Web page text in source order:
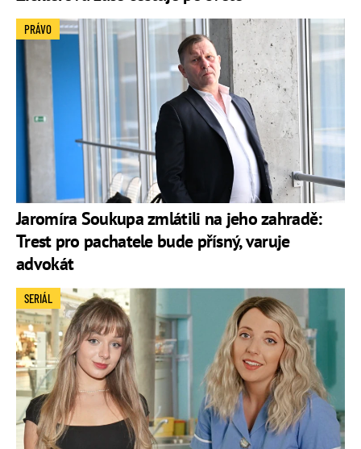
Jaromíra Soukupa zmlátili na jeho zahradě:
Trest pro pachatele bude přísný, varuje
advokát
PRÁVO
SERIÁL